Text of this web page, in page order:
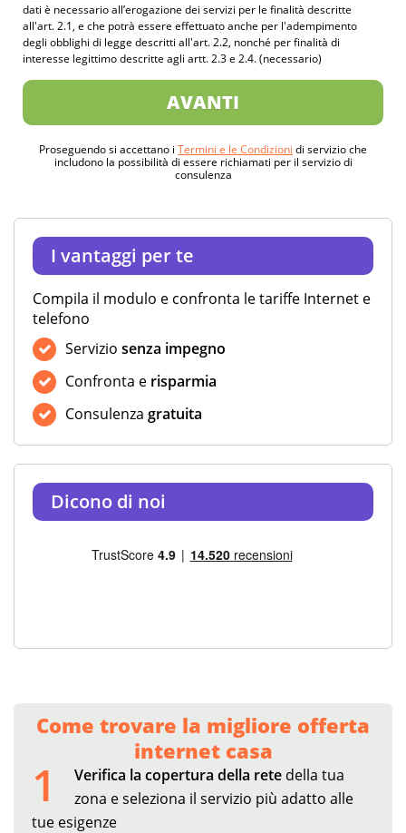
dati è necessario all’erogazione dei servizi per le finalità descritte
all'art. 2.1, e che potrà essere effettuato anche per l'adempimento
degli obblighi di legge descritti all'art. 2.2, nonché per finalità di
interesse legittimo descritte agli artt. 2.3 e 2.4. (necessario)
AVANTI
Proseguendo si accettano i Termini e le Condizioni di servizio che
includono la possibilità di essere richiamati per il servizio di
consulenza
I vantaggi per te
Compila il modulo e confronta le tariffe Internet e
telefono
Servizio senza impegno
Confronta e risparmia
Consulenza gratuita
Dicono di noi
Come trovare la migliore offerta
internet casa
1 Verifica la copertura della rete della tua
zona e seleziona il servizio più adatto alle
tue esigenze